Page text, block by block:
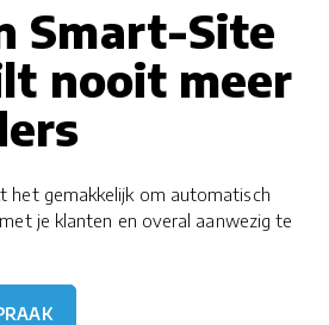
Smart-Site
nooit meer
het gemakkelijk om automatisch
je klanten en overal aanwezig te